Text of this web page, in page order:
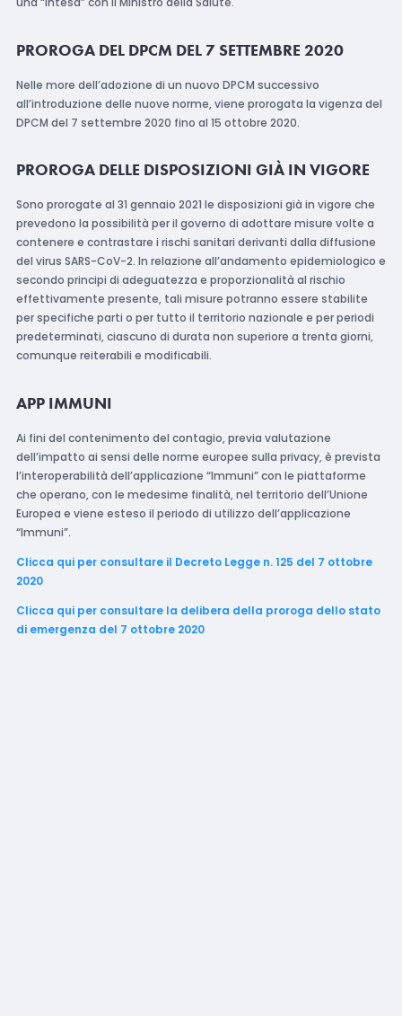
PROROGA DEL DPCM DEL 7 SETTEMBRE 2020
Nelle more dell’adozione di un nuovo DPCM successivo
all’introduzione delle nuove norme, viene prorogata la vigenza del
DPCM del 7 settembre 2020 fino al 15 ottobre 2020.
PROROGA DELLE DISPOSIZIONI GIÀ IN VIGORE
Sono prorogate al 31 gennaio 2021 le disposizioni già in vigore che
prevedono la possibilità per il governo di adottare misure volte a
contenere e contrastare i rischi sanitari derivanti dalla diffusione
del virus SARS-CoV-2. In relazione all’andamento epidemiologico e
secondo principi di adeguatezza e proporzionalità al rischio
effettivamente presente, tali misure potranno essere stabilite
per specifiche parti o per tutto il territorio nazionale e per periodi
predeterminati, ciascuno di durata non superiore a trenta giorni,
comunque reiterabili e modificabili.
APP IMMUNI
Ai fini del contenimento del contagio, previa valutazione
dell’impatto ai sensi delle norme europee sulla privacy, è prevista
l’interoperabilità dell’applicazione “Immuni” con le piattaforme
che operano, con le medesime finalità, nel territorio dell’Unione
Europea e viene esteso il periodo di utilizzo dell’applicazione
“Immuni”.
Clicca qui per consultare il Decreto Legge n. 125 del 7 ottobre
2020
Clicca qui per consultare la delibera della proroga dello stato
di emergenza del 7 ottobre 2020